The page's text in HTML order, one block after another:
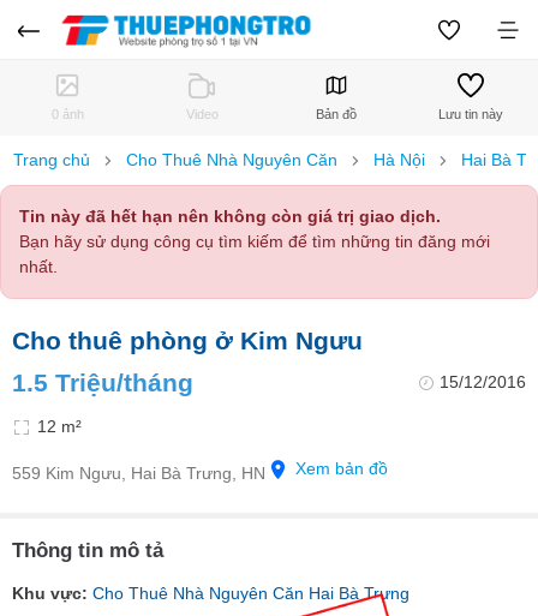
0 ảnh Video Bản đồ Lưu tin này
Trang chủ Cho Thuê Nhà Nguyên Căn Hà Nội Hai Bà
Tin này đã hết hạn nên không còn giá trị giao dịch.
Bạn hãy sử dụng công cụ tìm kiếm để tìm những tin đăng mới
nhất.
Cho thuê phòng ở Kim Ngưu
1.5 Triệu/tháng
15/12/2016
12 m²
559 Kim Ngưu, Hai Bà Trưng, HN Xem bản đồ
Thông tin mô tả
Khu vực: Cho Thuê Nhà Nguyên Căn Hai Bà Trưng